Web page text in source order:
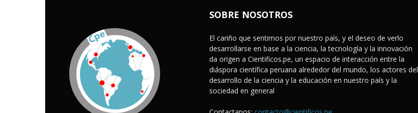
SOBRE NOSOTROS
El cariño que sentimos por nuestro país, y el deseo de verlo
desarrollarse en base a la ciencia, la tecnología y la innovación
da origen a Cientificos.pe, un espacio de interacción entre la
diáspora científica peruana alrededor del mundo, los actores del
desarrollo de la ciencia y la educación en nuestro país y la
sociedad en general